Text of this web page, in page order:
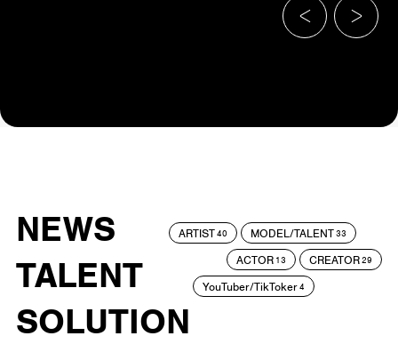
NEWS
TALENT
SOLUTION
ARTIST40 MODEL/TALENT33
ACTOR 13 CREATOR29
YouTuber/TikToker4